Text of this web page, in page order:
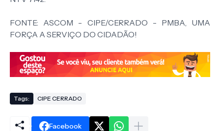
FONTE: ASCOM - CIPE/CERRADO - PMBA, UMA
FORÇA A SERVIÇO DO CIDADÃO!
Tags: CIPE CERRADO
Facebook